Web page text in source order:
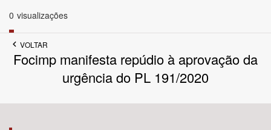
0 visualizações
VOLTAR
Focimp manifesta repúdio à aprovação da
urgência do PL 191/2020